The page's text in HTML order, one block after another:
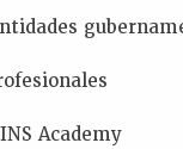
Academy